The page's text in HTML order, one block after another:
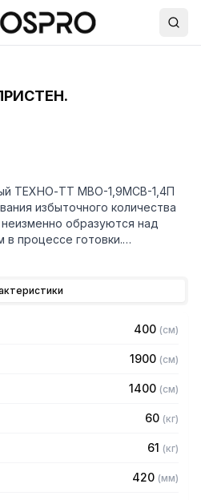
ТЕХНО-ТТ МВО-1,9МСВ-1,4П
избыточного количества
образуются над
процессе готовки.
случае оседали бы на
цеха.
виде
400 (см)
1900 (см)
1400 (см)
60 (кг)
61 (кг)
420 (мм)